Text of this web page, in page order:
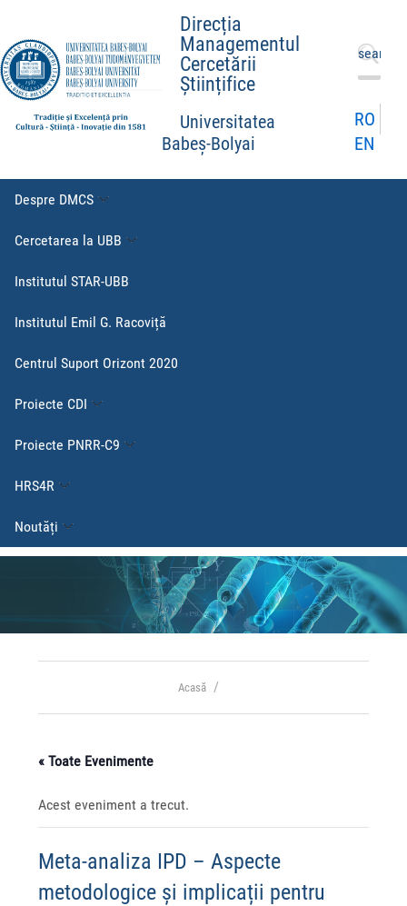
Direcția
Managementul
Cercetării
Științifice
Universitatea
Babeș-Bolyai
Caută
după:
RO
EN
Despre DMCS
Cercetarea la UBB
Institutul STAR-UBB
Institutul Emil G. Racoviță
Centrul Suport Orizont 2020
Proiecte CDI
Proiecte PNRR-C9
HRS4R
Noutăți
Acasă
« Toate Evenimente
Acest eveniment a trecut.
Meta-analiza IPD – Aspecte
metodologice și implicații pentru